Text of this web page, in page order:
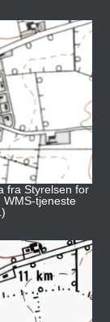
fra Styrelsen for
tjeneste